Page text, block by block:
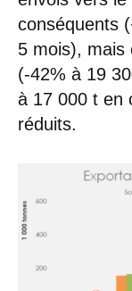
conséquents
5 mois), mais
(-42% à 19
à 17 000 t en
réduits.